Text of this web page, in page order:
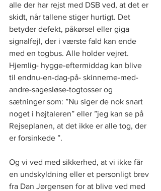
alle der har rejst med DSB ved, at det er
skidt, når tallene stiger hurtigt. Det
betyder defekt, påkørsel eller giga
signalfejl, der i værste fald kan ende
med en togbus. Alle holder vejret.
Hjemlig- hygge-eftermiddag kan blive
til endnu-en-dag-på- skinnerne-med-
andre-sagesløse-togtosser og
sætninger som: ”Nu siger de nok snart
noget i højtaleren” eller ”jeg kan se på
Rejseplanen, at det ikke er alle tog, der
er forsinkede ”.
Og vi ved med sikkerhed, at vi ikke får
en undskyldning eller et personligt brev
fra Dan Jørgensen for at blive ved med